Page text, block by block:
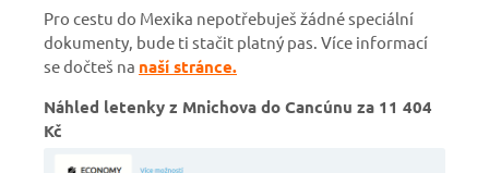
Pro cestu do Mexika nepotřebuješ žádné speciální
dokumenty, bude ti stačit platný pas. Více informací
se dočteš na naší stránce.
Náhled letenky z Mnichova do Cancúnu za 11 404
Kč